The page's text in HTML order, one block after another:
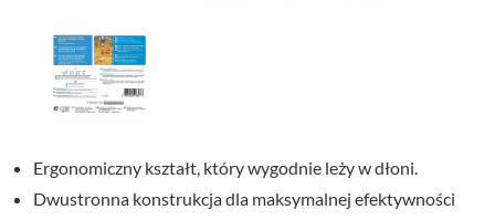
Ergonomiczny kształt, który wygodnie leży w dłoni.
Dwustronna konstrukcja dla maksymalnej efektywności